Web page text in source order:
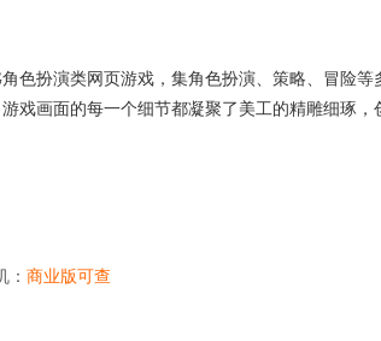
色扮演类网页游戏，集角色扮演、策略、冒险
戏画面的每一个细节都凝聚了美工的精雕细琢
： 商业版可查